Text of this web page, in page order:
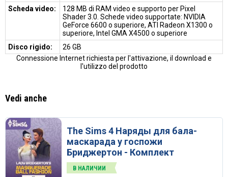
Scheda video:
128 MB di RAM video e supporto per Pixel
Shader 3.0. Schede video supportate: NVIDIA
GeForce 6600 o superiore, ATI Radeon X1300 o
superiore, Intel GMA X4500 o superiore
Disco rigido:
26 GB
Connessione Internet richiesta per l'attivazione, il download e
l'utilizzo del prodotto
Vedi anche
The Sims 4 Наряды для бала-
маскарада у госпожи
Бриджертон - Комплект
В НАЛИЧИИ